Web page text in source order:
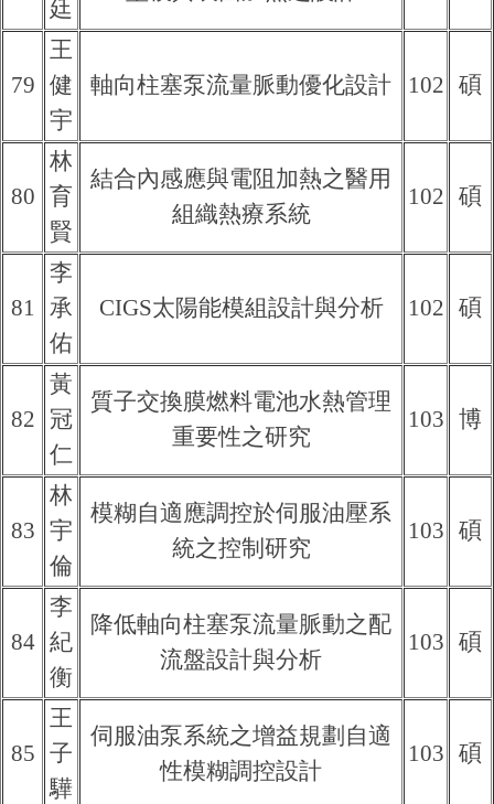
廷
79
王
健
宇
軸向柱塞泵流量脈動優化設計 102 碩
80
林
育
賢
結合內感應與電阻加熱之醫用
組織熱療系統
102 碩
81
李
承
佑
CIGS太陽能模組設計與分析 102 碩
82
黃
冠
仁
質子交換膜燃料電池水熱管理
重要性之研究
103 博
83
林
宇
倫
模糊自適應調控於伺服油壓系
統之控制研究
103 碩
84
李
紀
衡
降低軸向柱塞泵流量脈動之配
流盤設計與分析
103 碩
85
王
子
驊
伺服油泵系統之增益規劃自適
性模糊調控設計
103 碩